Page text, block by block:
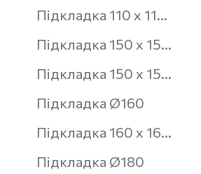
Підкладка 110 х 110 мм
Підкладка 150 х 150 мм
Підкладка 150 х 150 мм
Підкладка Ø160
Підкладка 160 х 160 мм
Підкладка Ø180